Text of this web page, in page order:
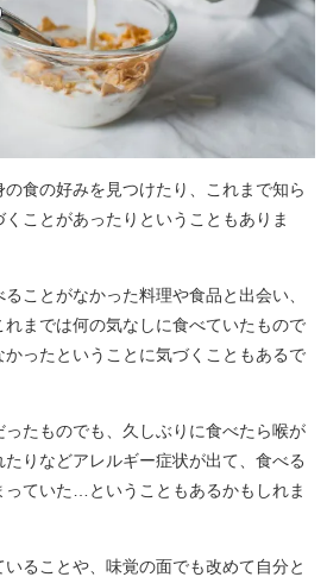
食の好みを見つけたり、これまで知ら
ことがあったりということもありま
ことがなかった料理や食品と出会い、
までは何の気なしに食べていたもので
かったということに気づくこともあるで
ったものでも、久しぶりに食べたら喉が
りなどアレルギー症状が出て、食べる
っていた…ということもあるかもしれま
ることや、味覚の面でも改めて自分と